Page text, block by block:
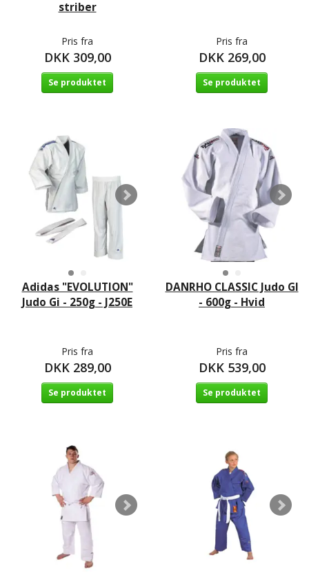
striber
Pris fra
DKK 309,00
Se produktet
Pris fra
DKK 269,00
Se produktet
Adidas "EVOLUTION"
Judo Gi - 250g - J250E
Pris fra
DKK 289,00
Se produktet
DANRHO CLASSIC Judo GI
- 600g - Hvid
Pris fra
DKK 539,00
Se produktet